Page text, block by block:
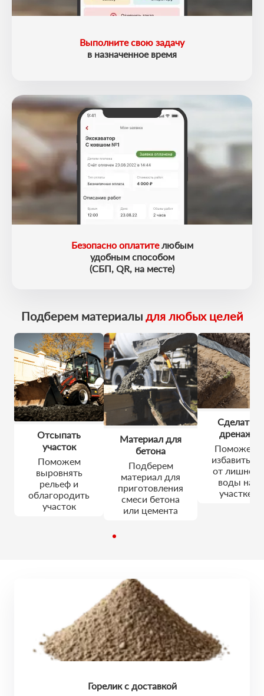
Выполните свою задачу
в назначенное время
Безопасно оплатителюбым
удобным способом
(СБП, QR, на месте)
Подберем материалы для любых целей
Отсыпать
участок
Поможем
выровнять
рельеф и
облагородить
участок
Материал для
бетона
Подберем
материал для
приготовления
смеси бетона
или цемента
Сделать
дренаж
Поможем
избавиться
от лишней
воды на
участке
Горелик с доставкой